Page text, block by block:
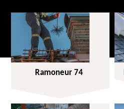
Ramoneur 74